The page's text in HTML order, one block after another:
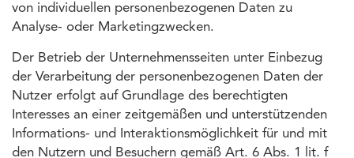
von individuellen personenbezogenen Daten zu
Analyse- oder Marketingzwecken.
Der Betrieb der Unternehmensseiten unter Einbezug
der Verarbeitung der personenbezogenen Daten der
Nutzer erfolgt auf Grundlage des berechtigten
Interesses an einer zeitgemäßen und unterstützenden
Informations- und Interaktionsmöglichkeit für und mit
den Nutzern und Besuchern gemäß Art. 6 Abs. 1 lit. f